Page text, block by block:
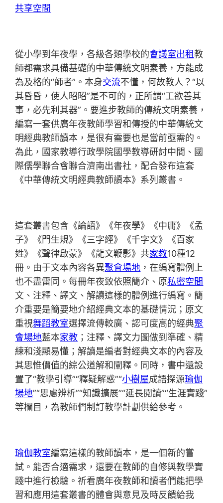
共享空間
從小學到年夜學，各級各類學校的會議室出租教
師都需求具備基礎的中華傳統文明素養，方能成
為及格的“師者”。本身交流不懂，何故教人？“以
其昏昏，使人昭昭”是不可的，正所謂“工欲善其
事，必先利其器”。要進步教師的傳統文明素養，
編寫一套供廣年夜教師學習和傳授的中華傳統文
明經典教師讀本，是很有需要也是當前亟需的。
為此，國家教導行政學院國學教導研討中間、國
際儒學聯合會聯合濟南出書社，配合發布這套
《中華傳統文明經典教師讀本》系列叢書。
這套叢書包含《論語》《年夜學》《中庸》《孟
子》《門生規》《三字經》《千字文》《百家
姓》《聲律啟蒙》《龍文鞭影》共家教10種12
冊。由于文本內容各異聚會場地 ，在編寫體例上
也不盡雷同。每冊年夜致依照簡介、原私密空間
文、注釋、譯文、解讀這樣的體例進行編寫。簡
介重要是簡要地介紹經典文本的基礎情況；原文
重視舞蹈教室選擇流傳較廣、認可度高的經典聚
會場地藍本家教 ；注釋、譯文力圖做到準確、精
練和淺顯易懂；解讀是編者對經典文本的內容及
其思惟價值的綜公道解和闡釋。同時，書中還設
置了“教學引導”“釋疑解惑”“小樹屋成語探源瑜伽
場地”“思慮辨析”“知識擴展”“延長閱讀”“生涯實踐”
等欄目，為教師們制訂教學計劃供給參考。
瑜伽教室編寫這樣的教師讀本，是一個新的嘗
試。能否合適需求，還要在教師的自修與教學實
踐中進行檢驗。祈看廣年夜教師和讀者們能把學
習和應用這套叢書的體會與意見及時反饋給我